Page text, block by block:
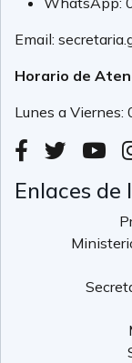
Email:
Horario de
Lunes a
Enlaces de